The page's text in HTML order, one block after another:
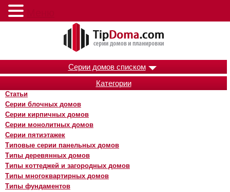
Серии домов списком
Категории
Статьи
Серии блочных домов
Серии кирпичных домов
Серии монолитных домов
Серии пятиэтажек
Типовые серии панельных домов
Типы деревянных домов
Типы коттеджей и загородных домов
Типы многоквартирных домов
Типы фундаментов